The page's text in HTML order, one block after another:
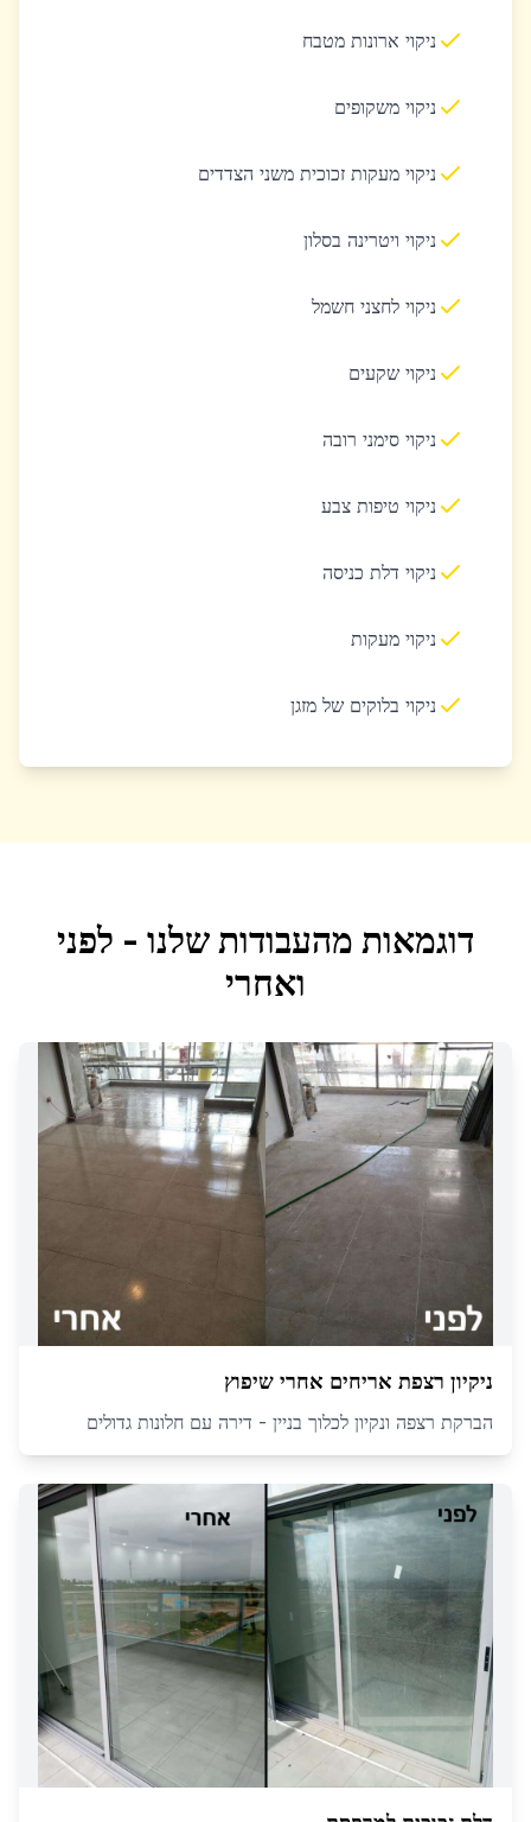
ניקוי ארונות מטבח
ניקוי משקופים
ניקוי מעקות זכוכית משני הצדדים
ניקוי ויטרינה בסלון
ניקוי לחצני חשמל
ניקוי שקעים
ניקוי סימני רובה
ניקוי טיפות צבע
ניקוי דלת כניסה
ניקוי מעקות
ניקוי בלוקים של מזגן
דוגמאות מהעבודות שלנו - לפני
ואחרי
ניקיון רצפת אריחים אחרי שיפוץ
הברקת רצפה ונקיון לכלוך בניין - דירה עם חלונות גדולים